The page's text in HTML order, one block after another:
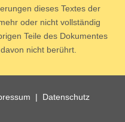
dieses Textes der
oder nicht vollständig
Teile des Dokumentes
nicht berührt.
| Datenschutz